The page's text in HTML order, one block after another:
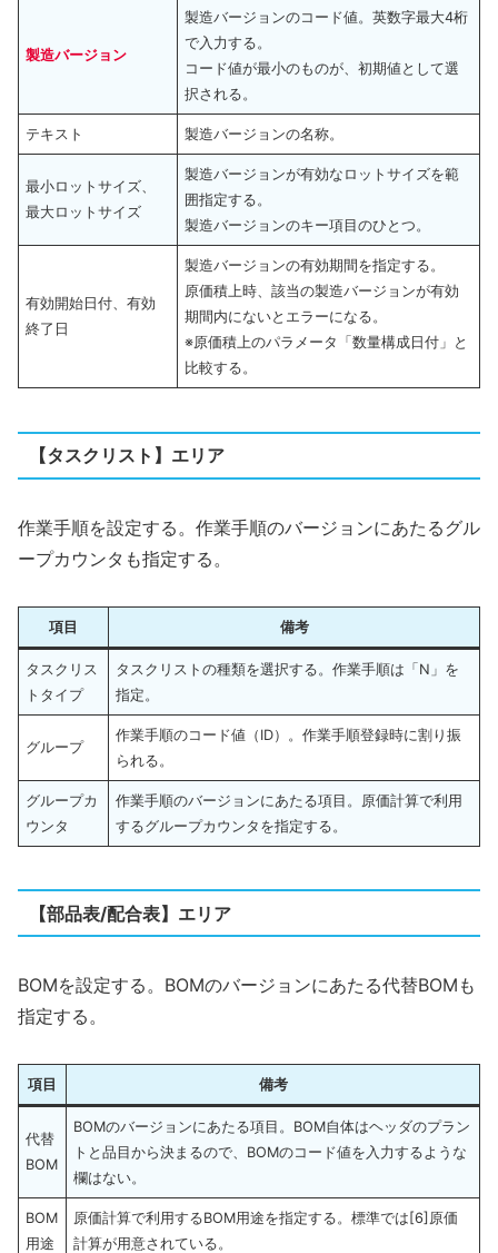
製造バージョン
製造バージョンのコード値。英数字最大4桁
で入力する。
コード値が最小のものが、初期値として選
択される。
テキスト 製造バージョンの名称。
最小ロットサイズ、
最大ロットサイズ
製造バージョンが有効なロットサイズを範
囲指定する。
製造バージョンのキー項目のひとつ。
有効開始日付、有効
終了日
製造バージョンの有効期間を指定する。
原価積上時、該当の製造バージョンが有効
期間内にないとエラーになる。
※原価積上のパラメータ「数量構成日付」と
比較する。
【タスクリスト】エリア
作業手順を設定する。作業手順のバージョンにあたるグル
ープカウンタも指定する。
項目 備考
タスクリス
トタイプ
タスクリストの種類を選択する。作業手順は「N」を
指定。
グループ
作業手順のコード値（ID）。作業手順登録時に割り振
られる。
グループカ
ウンタ
作業手順のバージョンにあたる項目。原価計算で利用
するグループカウンタを指定する。
【部品表/配合表】エリア
BOMを設定する。BOMのバージョンにあたる代替BOMも
指定する。
項目 備考
代替
BOM
BOMのバージョンにあたる項目。BOM自体はヘッダのプラン
トと品目から決まるので、BOMのコード値を入力するような
欄はない。
BOM
用途
原価計算で利用するBOM用途を指定する。標準では[6]原価
計算が用意されている。